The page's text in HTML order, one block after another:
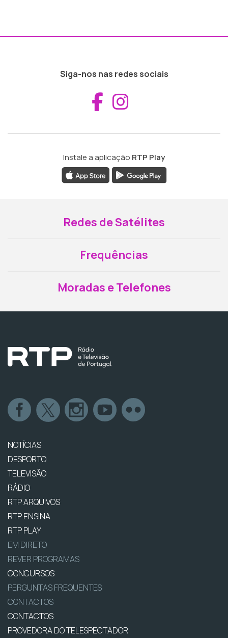
Siga-nos nas redes sociais
Aceder ao
Instale a aplicação RTP Play
Redes de Satélites
Frequências
Moradas e Telefones
NOTÍCIAS
DESPORTO
TELEVISÃO
RÁDIO
RTP ARQUIVOS
RTP ENSINA
RTP PLAY
EM DIRETO
REVER PROGRAMAS
CONCURSOS
PERGUNTAS FREQUENTES
CONTACTOS
CONTACTOS
PROVEDORA DO TELESPECTADOR